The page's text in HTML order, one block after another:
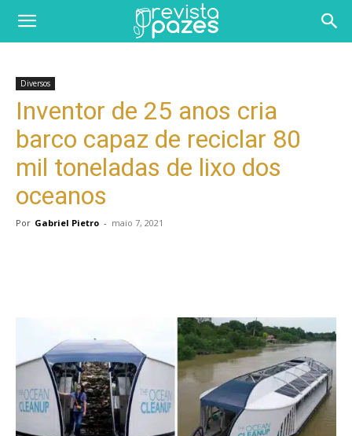
Diversos
Inventor de 25 anos cria
barco capaz de reciclar 80
mil toneladas de lixo dos
oceanos
Por Gabriel Pietro - maio 7, 2021